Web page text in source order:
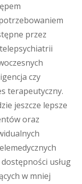
przez
czy
terapeutyczny.
jeszcze lepsze
oraz
usług
w mniej